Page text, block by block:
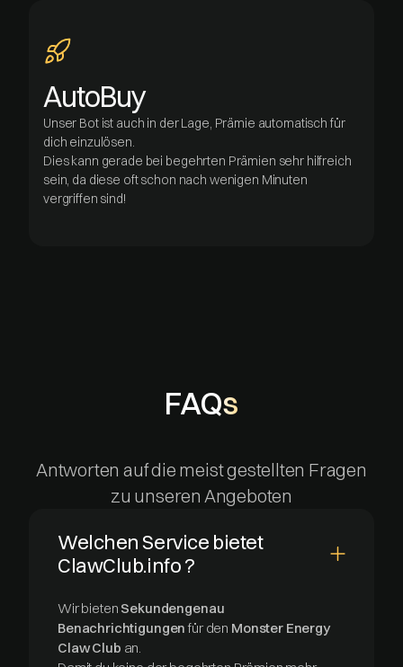
AutoBuy
Unser Bot ist auch in der Lage, Prämie automatisch für
dich einzulösen.
Dies kann gerade bei begehrten Prämien sehr hilfreich
sein, da diese oft schon nach wenigen Minuten
vergriffen sind!
FAQs
Antworten auf die meist gestellten Fragen
zu unseren Angeboten
Welchen Service bietet
ClawClub.info ?
Wir bieten Sekundengenau
Benachrichtigungenfür den Monster Energy
Claw Club an.